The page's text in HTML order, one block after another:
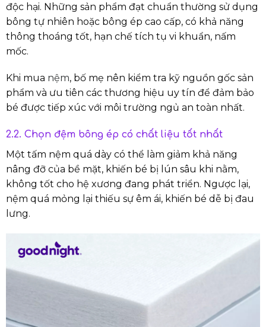
độc hại. Những sản phẩm đạt chuẩn thường sử dụng
bông tự nhiên hoặc bông ép cao cấp, có khả năng
thông thoáng tốt, hạn chế tích tụ vi khuẩn, nấm
mốc.
Khi mua nệm, bố mẹ nên kiểm tra kỹ nguồn gốc sản
phẩm và ưu tiên các thương hiệu uy tín để đảm bảo
bé được tiếp xúc với môi trường ngủ an toàn nhất.
2.2. Chọn đệm bông ép có chất liệu tốt nhất
Một tấm nệm quá dày có thể làm giảm khả năng
nâng đỡ của bề mặt, khiến bé bị lún sâu khi nằm,
không tốt cho hệ xương đang phát triển. Ngược lại,
nệm quá mỏng lại thiếu sự êm ái, khiến bé dễ bị đau
lưng.